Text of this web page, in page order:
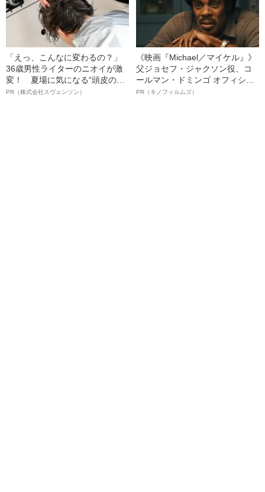
「えっ、こんなに変わるの？」
36歳男性ライターのニオイが激
変！ 夏場に気になる“頭皮のニ
オイ”や“ベタつき”を解消す
PR（株式会社スヴェンソン）
《映画『Michael／マイケル』》
父ジョセフ・ジャクソン役、コ
ールマン・ドミンゴ オフィシャ
ルインタビュー“観客を魅了した
PR（キノフィルムズ）